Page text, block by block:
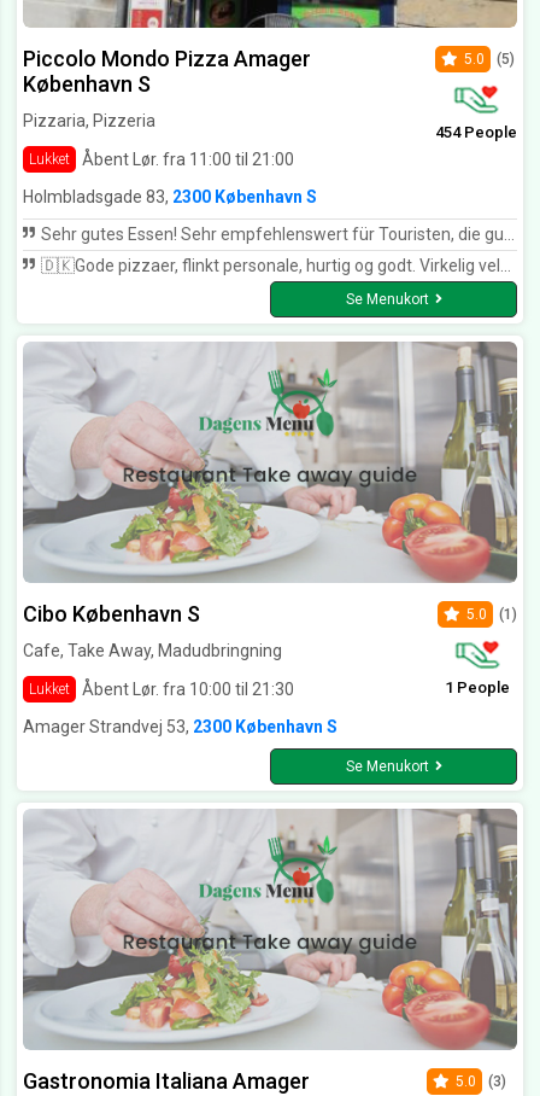
Piccolo Mondo Pizza Amager
København S
Pizzaria, Pizzeria
Lukket Åbent Lør. fra 11:00 til 21:00
5.0 (5)
454 People
Holmbladsgade 83, 2300 København S
Sehr gutes Essen! Sehr empfehlenswert für Touristen, die gut Essen wollen 😃
🇩🇰Gode pizzaer, flinkt personale, hurtig og godt. Virkelig velsmagende,🇩🇰
Se Menukort
Cibo København S
Cafe, Take Away, Madudbringning
Lukket Åbent Lør. fra 10:00 til 21:30
5.0 (1)
1 People
Amager Strandvej 53, 2300 København S
Se Menukort
Gastronomia Italiana Amager
5.0 (3)